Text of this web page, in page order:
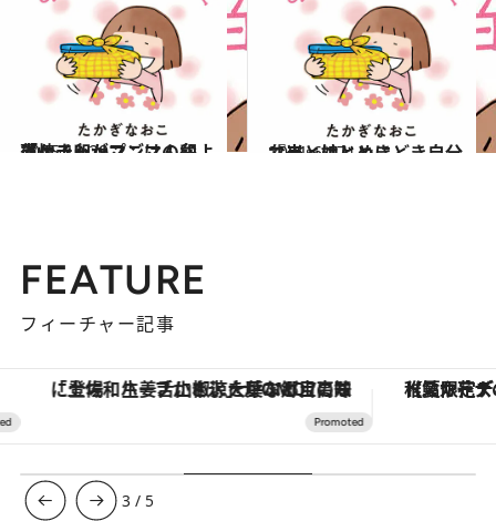
2025.10.29
薄焼き卵がマンマの印よ「ケチャップごはん弁当」
ファッション 2021.6.17
『夫と娘とときどき自分弁当』はじめに
ファッション
FEATURE
フィーチャー記事
「土佐和ハーブかき氷」がOMO7高知に登場！生姜、山椒、大葉など目にも舌にも涼を呼ぶ郷土の味 【夏限定ディナーコース】旬を
3 / 5